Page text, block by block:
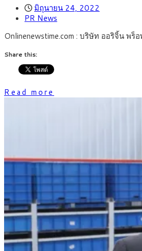
มิถุนายน 24, 2022
PR News
Onlinenewstime.com : บริษัท ออริจิ้น พร็
Share this:
Read more